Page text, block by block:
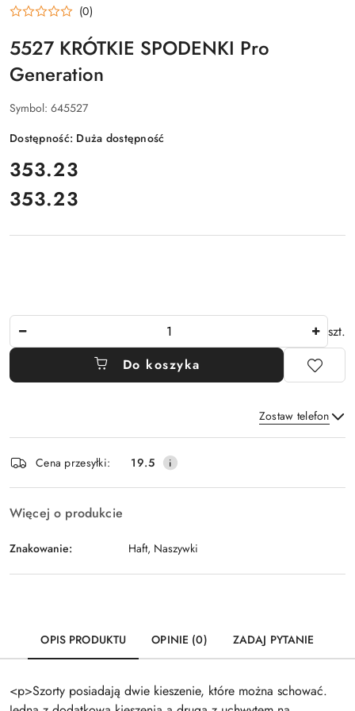
(0)
5527 KRÓTKIE SPODENKI Pro
Generation
Symbol: 645527
Dostępność: Duża dostępność
cena:
353.23
Cena:
353.23
szt.
Do koszyka
Zostaw telefon
Wyślij
i
dostawa
Cena przesyłki: 19.5
Więcej o produkcie
Znakowanie: Haft, Naszywki
OPIS PRODUKTU OPINIE (0) ZADAJ PYTANIE
<p>Szorty posiadają dwie kieszenie, które można schować.